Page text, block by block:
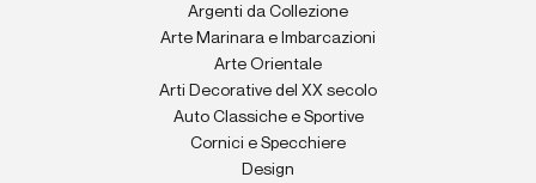
Argenti da Collezione
Arte Marinara e Imbarcazioni
Arte Orientale
Arti Decorative del XX secolo
Auto Classiche e Sportive
Cornici e Specchiere
Design